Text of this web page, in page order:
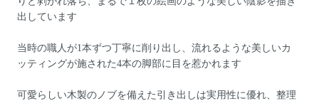
出しています
当時の職人が1本ずつ丁寧に削り出し、流れるような美しいカ
ッティングが施された4本の脚部に目を惹かれます
可愛らしい木製のノブを備えた引き出しは実用性に優れ、整理